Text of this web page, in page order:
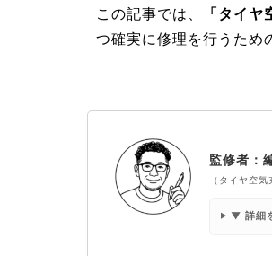
この記事では、 「タイ
つ確実に修理を行うため
監修者：
（タイヤ空
▼ 詳細